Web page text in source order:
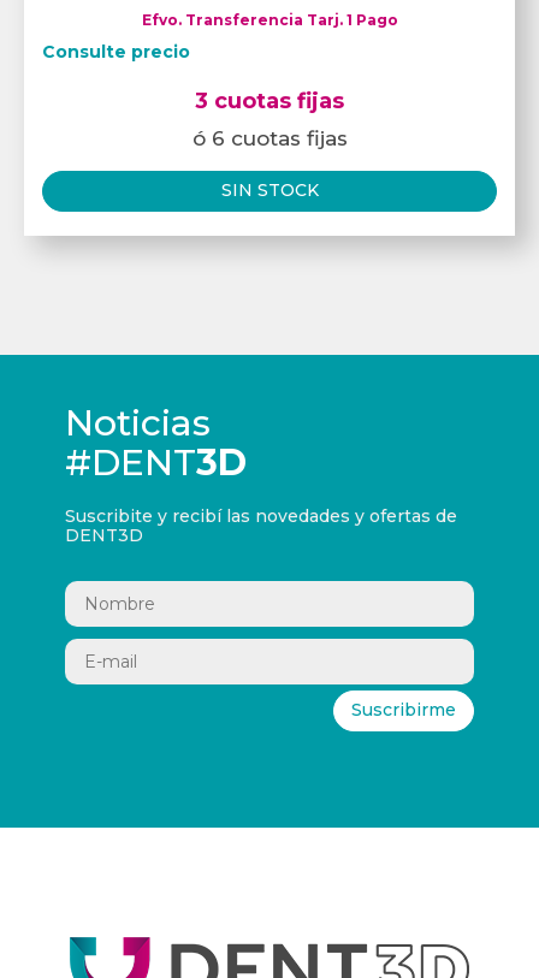
Efvo. Transferencia Tarj. 1 Pago
Consulte precio
3 cuotas fijas
ó 6 cuotas fijas
SIN STOCK
Noticias
#DENT3D
Suscribite y recibí las novedades y ofertas de
DENT3D
Suscribirme